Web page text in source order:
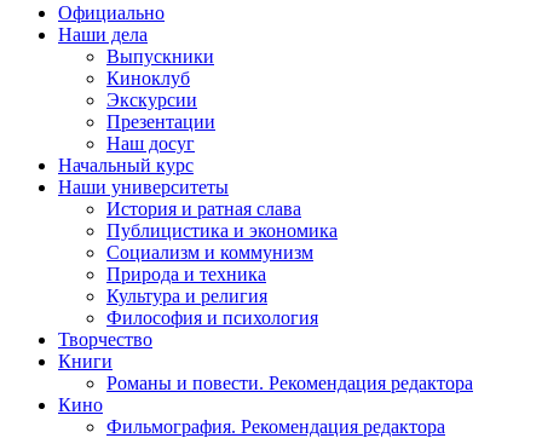
Официально
Наши дела
Выпускники
Киноклуб
Экскурсии
Презентации
Наш досуг
Начальный курс
Наши университеты
История и ратная слава
Публицистика и экономика
Социализм и коммунизм
Природа и техника
Культура и религия
Философия и психология
Творчество
Книги
Романы и повести. Рекомендация редактора
Кино
Фильмография. Рекомендация редактора